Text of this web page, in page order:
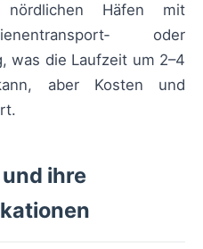
nördlichen Häfen mit
oder
was die Laufzeit um 2–4
aber Kosten und
ihre